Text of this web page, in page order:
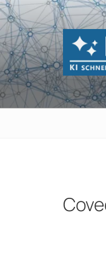
Zum
Inhalt
springen
KI